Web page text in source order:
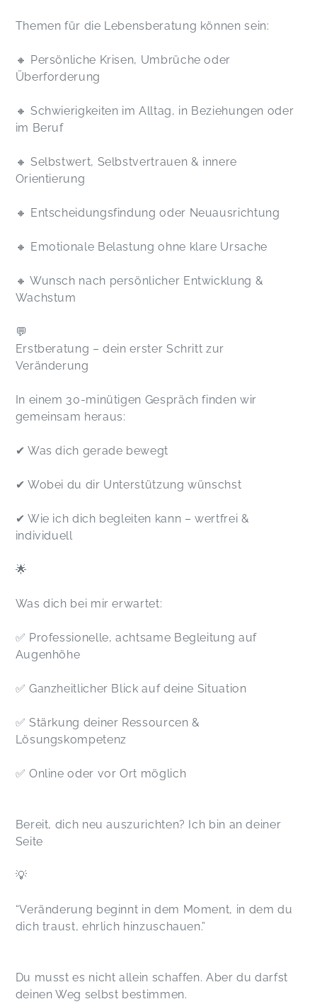
Themen für die Lebensberatung können sein:
🔸 Persönliche Krisen, Umbrüche oder
Überforderung
🔸 Schwierigkeiten im Alltag, in Beziehungen oder
im Beruf
🔸 Selbstwert, Selbstvertrauen & innere
Orientierung
🔸 Entscheidungsfindung oder Neuausrichtung
🔸 Emotionale Belastung ohne klare Ursache
🔸 Wunsch nach persönlicher Entwicklung &
Wachstum
💬
Erstberatung – dein erster Schritt zur
Veränderung
In einem 30-minütigen Gespräch finden wir
gemeinsam heraus:
✔ Was dich gerade bewegt
✔ Wobei du dir Unterstützung wünschst
✔ Wie ich dich begleiten kann – wertfrei &
individuell
🌟
Was dich bei mir erwartet:
✅ Professionelle, achtsame Begleitung auf
Augenhöhe
✅ Ganzheitlicher Blick auf deine Situation
✅ Stärkung deiner Ressourcen &
Lösungskompetenz
✅ Online oder vor Ort möglich
Bereit, dich neu auszurichten? Ich bin an deiner
Seite
💡
“Veränderung beginnt in dem Moment, in dem du
dich traust, ehrlich hinzuschauen.”
Du musst es nicht allein schaffen. Aber du darfst
deinen Weg selbst bestimmen.